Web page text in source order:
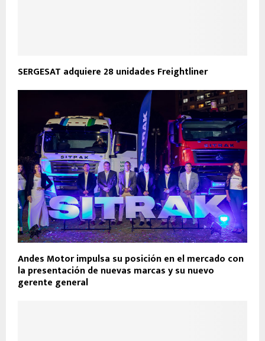
SERGESAT adquiere 28 unidades Freightliner
Andes Motor impulsa su posición en el mercado con
la presentación de nuevas marcas y su nuevo
gerente general